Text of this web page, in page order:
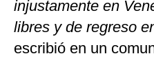
injustamente en
libres y de regreso
escribió en un